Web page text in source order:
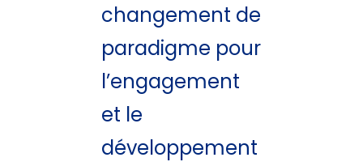
changement de
paradigme pour
l’engagement
et le
développement